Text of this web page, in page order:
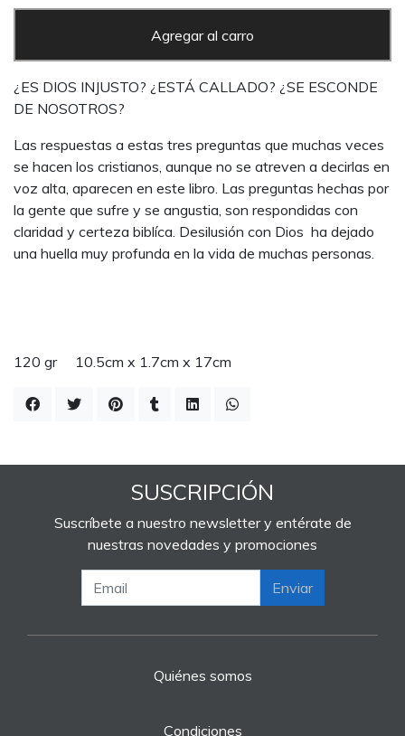
Agregar al carro
¿ES DIOS INJUSTO? ¿ESTÁ CALLADO? ¿SE ESCONDE
DE NOSOTROS?
Las respuestas a estas tres preguntas que muchas veces
se hacen los cristianos, aunque no se atreven a decirlas en
voz alta, aparecen en este libro. Las preguntas hechas por
la gente que sufre y se angustia, son respondidas con
claridad y certeza biblíca. Desilusión con Dios ha dejado
una huella muy profunda en la vida de muchas personas.
120 gr 10.5cm x 1.7cm x 17cm
SUSCRIPCIÓN
Suscríbete a nuestro newsletter y entérate de
nuestras novedades y promociones
Enviar
Quiénes somos
Condiciones